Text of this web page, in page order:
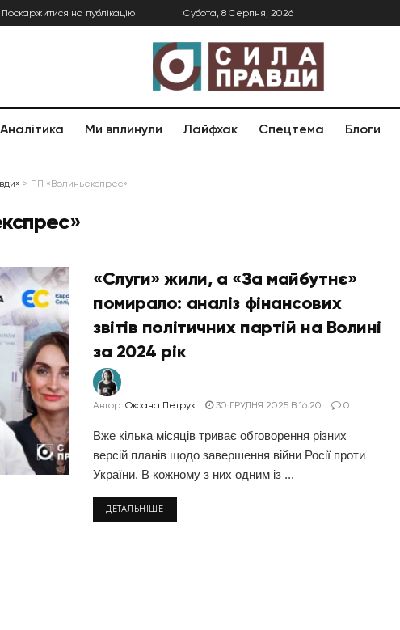
Поскаржитися на публікацію Субота, 8 Серпня, 2026
Аналітика Ми вплинули Лайфхак Спецтема Блоги
> ПП «Волиньекспрес»
«Слуги» жили, а «За майбутнє»
помирало: аналіз фінансових
звітів політичних партій на Волині
за 2024 рік
Автор: Оксана Петрук 30 ГРУДНЯ 2025 В 16:20 0
Вже кілька місяців триває обговорення різних
версій планів щодо завершення війни Росії проти
України. В кожному з них одним із ...
ДЕТАЛЬНІШЕ